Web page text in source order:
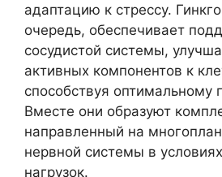
адаптацию к стрессу.
очередь, обеспечивает
сосудистой системы,
активных компонентов к
способствуя оптимальному
Вместе они образуют
направленный на
нервной системы в
нагрузок.